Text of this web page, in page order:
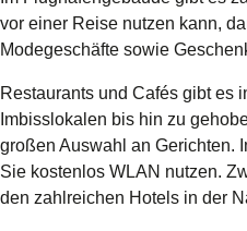
vor einer Reise nutzen kann,
Modegeschäfte sowie
Restaurants und Cafés gibt es
Imbisslokalen bis hin zu
großen Auswahl an Gerichten.
Sie kostenlos WLAN nutzen.
den zahlreichen Hotels in der